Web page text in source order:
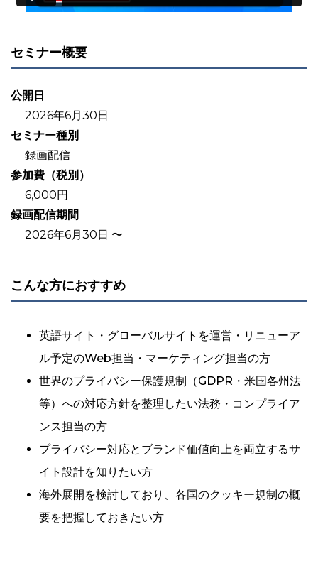
セミナー概要
公開日
2026年6月30日
セミナー種別
録画配信
参加費（税別）
6,000円
録画配信期間
2026年6月30日 〜
こんな方におすすめ
英語サイト・グローバルサイトを運営・リニューア
ル予定のWeb担当・マーケティング担当の方
世界のプライバシー保護規制（GDPR・米国各州法
等）への対応方針を整理したい法務・コンプライア
ンス担当の方
プライバシー対応とブランド価値向上を両立するサ
イト設計を知りたい方
海外展開を検討しており、各国のクッキー規制の概
要を把握しておきたい方